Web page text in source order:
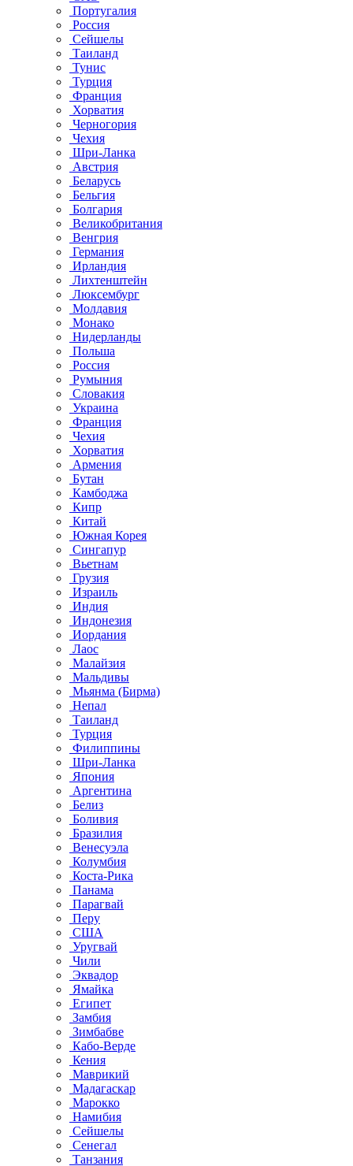
Португалия
Россия
Сейшелы
Таиланд
Тунис
Турция
Франция
Хорватия
Черногория
Чехия
Шри-Ланка
Австрия
Беларусь
Бельгия
Болгария
Великобритания
Венгрия
Германия
Ирландия
Лихтенштейн
Люксембург
Молдавия
Монако
Нидерланды
Польша
Россия
Румыния
Словакия
Украина
Франция
Чехия
Хорватия
Армения
Бутан
Камбоджа
Кипр
Китай
Южная Корея
Сингапур
Вьетнам
Грузия
Израиль
Индия
Индонезия
Иордания
Лаос
Малайзия
Мальдивы
Мьянма (Бирма)
Непал
Таиланд
Турция
Филиппины
Шри-Ланка
Япония
Аргентина
Белиз
Боливия
Бразилия
Венесуэла
Колумбия
Коста-Рика
Панама
Парагвай
Перу
США
Уругвай
Чили
Эквадор
Ямайка
Египет
Замбия
Зимбабве
Кабо-Верде
Кения
Маврикий
Мадагаскар
Марокко
Намибия
Сейшелы
Сенегал
Танзания